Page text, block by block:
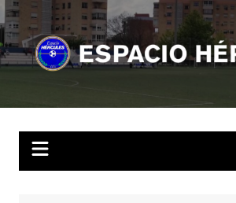
Saltar
al
contenido